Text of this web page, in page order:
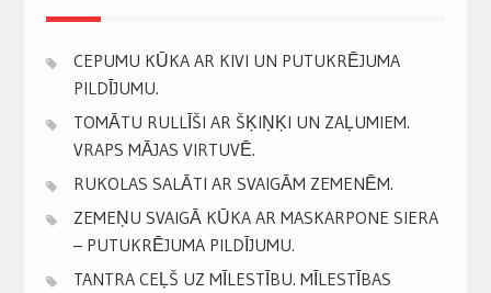
CEPUMU KŪKA AR KIVI UN PUTUKRĒJUMA
PILDĪJUMU.
TOMĀTU RULLĪŠI AR ŠĶIŅĶI UN ZAĻUMIEM.
VRAPS MĀJAS VIRTUVĒ.
RUKOLAS SALĀTI AR SVAIGĀM ZEMENĒM.
ZEMEŅU SVAIGĀ KŪKA AR MASKARPONE SIERA
– PUTUKRĒJUMA PILDĪJUMU.
TANTRA CEĻŠ UZ MĪLESTĪBU. MĪLESTĪBAS